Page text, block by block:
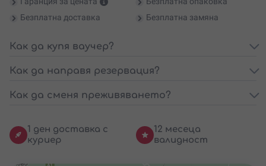
Безплатна доставка
Безплатна замяна
Как да купя ваучер?
Как да направя резервация?
Как да сменя преживяването?
1 ден доставка с
куриер
12 месеца
валидност